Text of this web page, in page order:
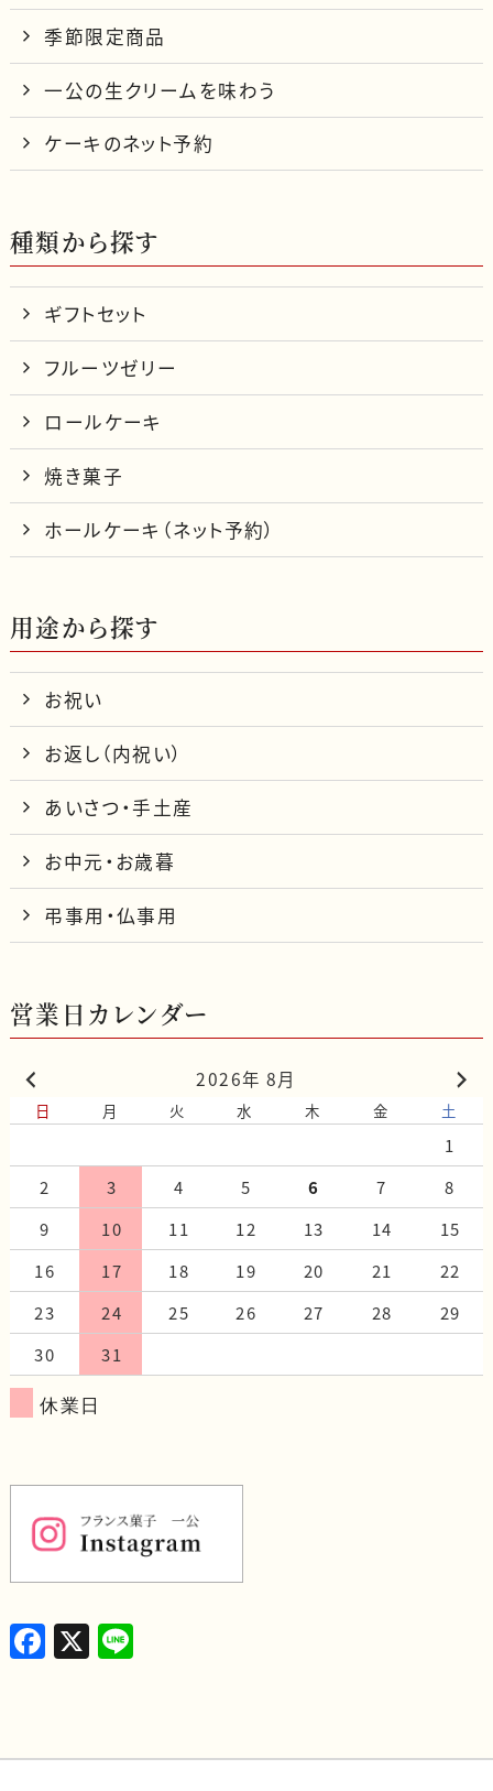
季節限定商品
一公の生クリームを味わう
ケーキのネット予約
種類から探す
ギフトセット
フルーツゼリー
ロールケーキ
焼き菓子
ホールケーキ（ネット予約）
用途から探す
お祝い
お返し（内祝い）
あいさつ・手土産
お中元・お歳暮
弔事用・仏事用
営業日カレンダー
2026年 8月
日 月 火 水 木 金 土
1
2
3 4 5 6 7
8
9
10 11 12 13 14
15
16
17 18 19 20 21
22
23
24 25 26 27 28
29
30
31
休業日
F
a
e
X L
e